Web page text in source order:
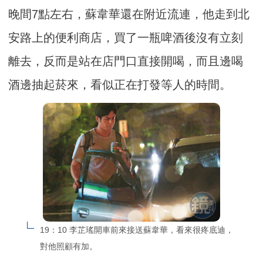
晚間7點左右，蘇韋華還在附近流連，他走到北
安路上的便利商店，買了一瓶啤酒後沒有立刻
離去，反而是站在店門口直接開喝，而且邊喝
酒邊抽起菸來，看似正在打發等人的時間。
19：10 李芷瑤開車前來接送蘇韋華，看來很疼底迪，
對他照顧有加。